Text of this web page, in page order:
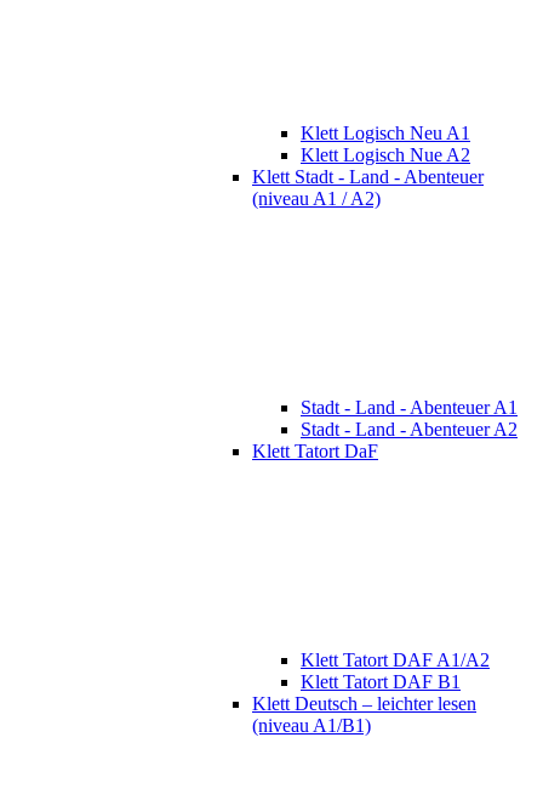
Klett Logisch Neu A1
Klett Logisch Nue A2
Klett Stadt - Land - Abenteuer
(niveau A1 / A2)
Stadt - Land - Abenteuer A1
Stadt - Land - Abenteuer A2
Klett Tatort DaF
Klett Tatort DAF A1/A2
Klett Tatort DAF B1
Klett Deutsch – leichter lesen
(niveau A1/B1)